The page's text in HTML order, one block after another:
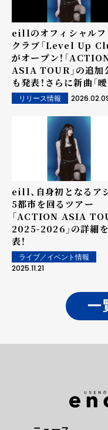
eillのオフィシャルフ
クラブ「Level Up
がオープン！「
ASIA TOUR」の追加
も発表！さらに新曲「
な指切り」が3月18日に
信リリース決定！
リリース情報
eill、自身初となるア
5都市を回るツアー
「ACTION ASIA
2025-2026」の詳細
表！
ライブ／イベント情報
2025.11.21
一